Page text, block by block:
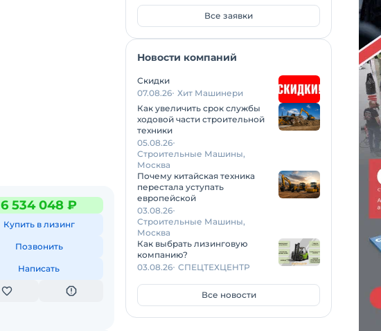
6 534 048 ₽
Купить в лизинг
Позвонить
Написать
Все заявки
Новости компаний
Скидки
07.08.26 Хит Машинери
Как увеличить срок службы
ходовой части строительной
техники
05.08.26
Строительные Машины,
Москва
Почему китайская техника
перестала уступать
европейской
03.08.26
Строительные Машины,
Москва
Как выбрать лизинговую
компанию?
03.08.26 СПЕЦТЕХЦЕНТР
Все новости